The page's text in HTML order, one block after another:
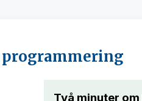
programmering
Två minuter